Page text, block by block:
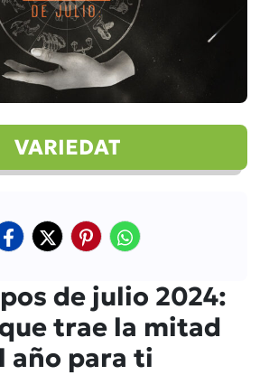
VARIEDAT
de julio 2024:
trae la mitad
año para ti